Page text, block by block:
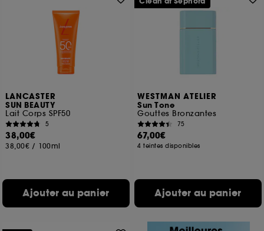
LANCASTER
SUN BEAUTY
Lait Corps SPF50
5
38,00€
38,00€ / 100ml
Ajouter au panier
WESTMAN ATELIER
Sun Tone
Gouttes Bronzantes
75
67,00€
4 teintes disponibles
Ajouter au panier